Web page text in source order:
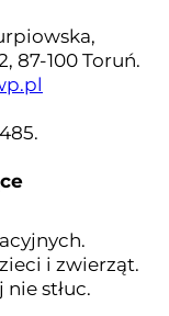
87-100 Toruń.
i zwierząt.
stłuc.